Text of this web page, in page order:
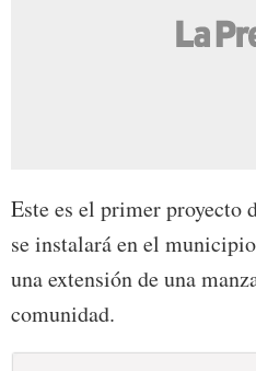
Este es el primer proyecto
se instalará en el
una extensión de una
comunidad.